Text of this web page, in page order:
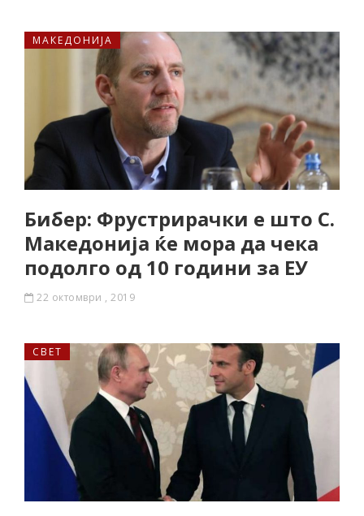
МАКЕДОНИЈА
Бибер: Фрустрирачки е што С.
Македонија ќе мора да чека
подолго од 10 години за ЕУ
22 октомври , 2019
СВЕТ